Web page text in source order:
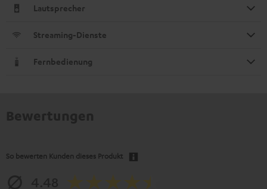
Lautsprecher
Streaming-Dienste
Fernbedienung
So bewerten Kunden dieses Produkt